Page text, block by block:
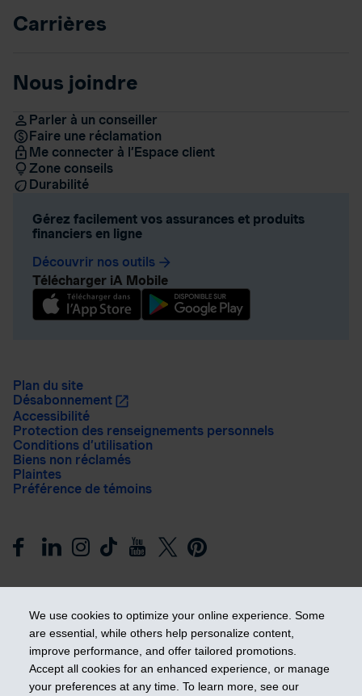
We use cookies to optimize your online experience. Some
are essential, while others help personalize content,
improve performance, and offer tailored promotions.
Accept all cookies for an enhanced experience, or manage
your preferences at any time. To learn more, see our
Carrières
Nous joindre
Parler à un conseiller
Faire une réclamation
Me connecter à l’Espace client
Zone conseils
Durabilité
Gérez facilement vos assurances et produits
financiers en ligne
Découvrir nos outils arrow_forward
Télécharger iA Mobile
Plan du site
Désabonnement
Accessibilité
Protection des renseignements personnels
Conditions d’utilisation
Biens non réclamés
Plaintes
Préférence de témoins
Prendre les devants